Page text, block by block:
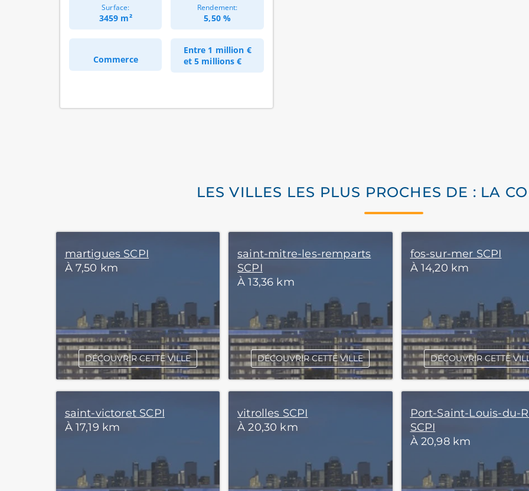
Surface:
3459 m²
Rendement:
5,50 %
Commerce
Entre 1 million €
et 5 millions €
LES VILLES LES PLUS PROCHES DE : LA
martigues SCPI
À 7,50 km
DÉCOUVRIR CETTE VILLE
saint-mitre-les-remparts
SCPI
À 13,36 km
DÉCOUVRIR CETTE VILLE
fos-sur-mer SCPI
À 14,20 km
DÉCOUVRIR CETTE
saint-victoret SCPI
À 17,19 km
vitrolles SCPI
À 20,30 km
Port-Saint-Louis-du-
SCPI
À 20,98 km